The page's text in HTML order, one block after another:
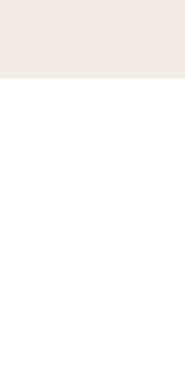
купанием (и в море, и в
все изделия в
упаковке бренда.
для хранения,